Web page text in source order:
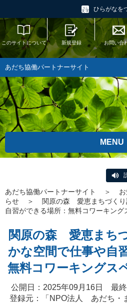
ひらがなを
このサイトについて 新規登録 お問い合
あだち協働パートナーサイト
MENU
あだち協働パートナーサイト ＞
らせ
＞
関原の森 愛恵まちづく
自習ができる場所：無料コワーキング
関原の森 愛恵まち
かな空間で仕事や自
無料コワーキングス
公開日：2025年09月16日 最終
登録元：「 NPO法人 あだち・